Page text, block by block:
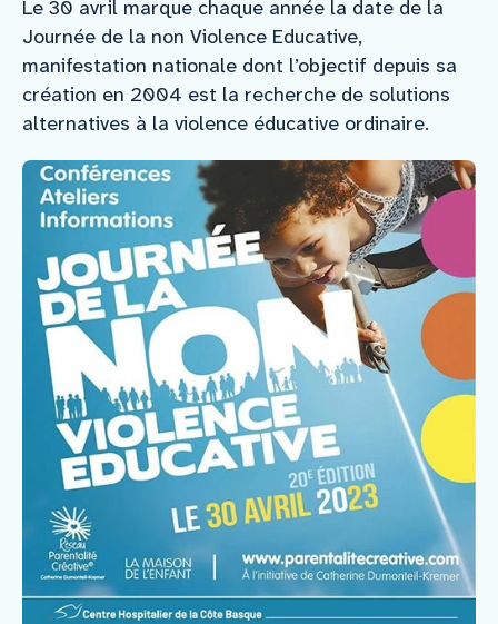
Le 30 avril marque chaque année la date de la
Journée de la non Violence Educative,
manifestation nationale dont l’objectif depuis sa
création en 2004 est la recherche de solutions
alternatives à la violence éducative ordinaire.